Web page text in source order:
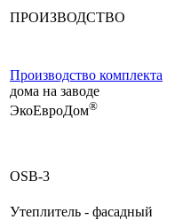
ПРОИЗВОДСТВО
Производство комплекта
дома на заводе
ЭкоЕвроДом®
OSB-3
Утеплитель - фасадный